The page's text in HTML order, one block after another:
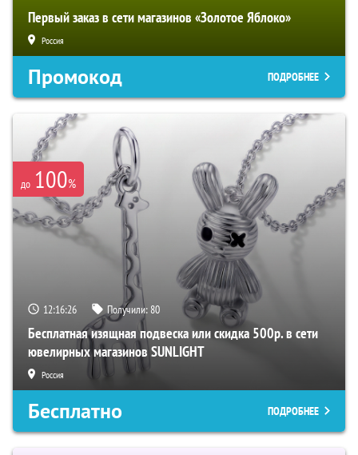
Первый заказ в сети магазинов «Золотое Яблоко»
Россия
Промокод ПОДРОБНЕЕ
до 100%
12:16:25 Получили:80
Бесплатная изящная подвеска или скидка 500р. в сети
ювелирных магазинов SUNLIGHT
Россия
Бесплатно ПОДРОБНЕЕ